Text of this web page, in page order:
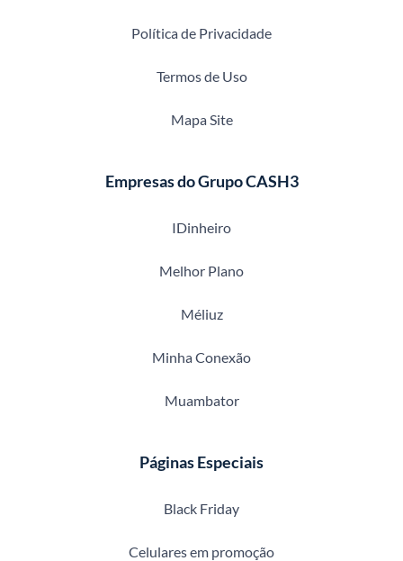
Política de Privacidade
Termos de Uso
Mapa Site
Empresas do Grupo CASH3
IDinheiro
Melhor Plano
Méliuz
Minha Conexão
Muambator
Páginas Especiais
Black Friday
Celulares em promoção